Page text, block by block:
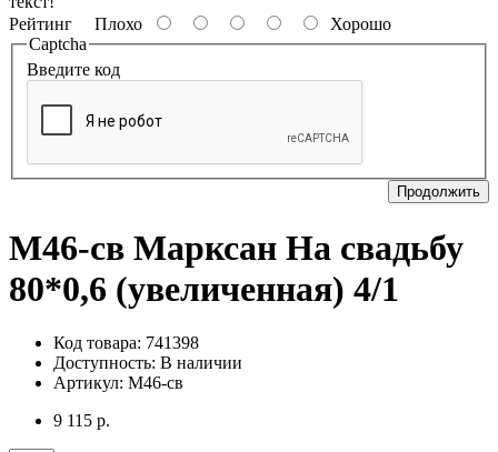
Рейтинг Плохо
Хорошо
Captcha
Введите код
Продолжить
М46-св Марксан На свадьбу
80*0,6 (увеличенная) 4/1
Код товара: 741398
Доступность: В наличии
Артикул: М46-св
9 115 р.